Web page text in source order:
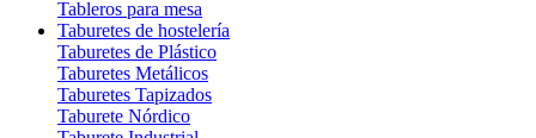
Tableros para mesa
Taburetes de hostelería
Taburetes de Plástico
Taburetes Metálicos
Taburetes Tapizados
Taburete Nórdico